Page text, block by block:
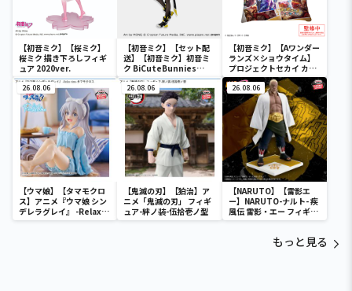
【初音ミク】【桜ミク】
桜ミク 描き下ろしフィギ
ュア 2020ver.
【初音ミク】【セット配
送】【初音ミク】初音ミ
ク BiCuteBunnies
Figure－ストリートver.
－
【初音ミク】【Aワンダー
ランズ×ショウタイム】
プロジェクトセカイ カラ
フルステージ！ feat. 初
音ミク クッションVol.2
26.08.06
【ウマ娘】【タマモクロ
ス】アニメ『ウマ娘 シン
デレラグレイ』 -Relax
time-タマモクロス
26.08.06
【鬼滅の刃】【狛治】ア
ニメ「鬼滅の刃」 フィギ
ュア-絆ノ装-伍拾壱ノ型
26.08.06
【NARUTO】【雷影エ
ー】NARUTO-ナルト- 疾
風伝 雷影・エー フィギュ
ア～五影集結…!!～
もっと見る